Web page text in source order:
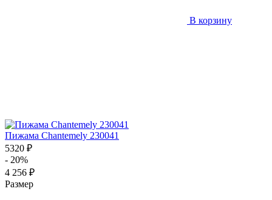
В корзину
Пижама Chantemely 230041
5320 ₽
- 20%
4 256 ₽
Размер